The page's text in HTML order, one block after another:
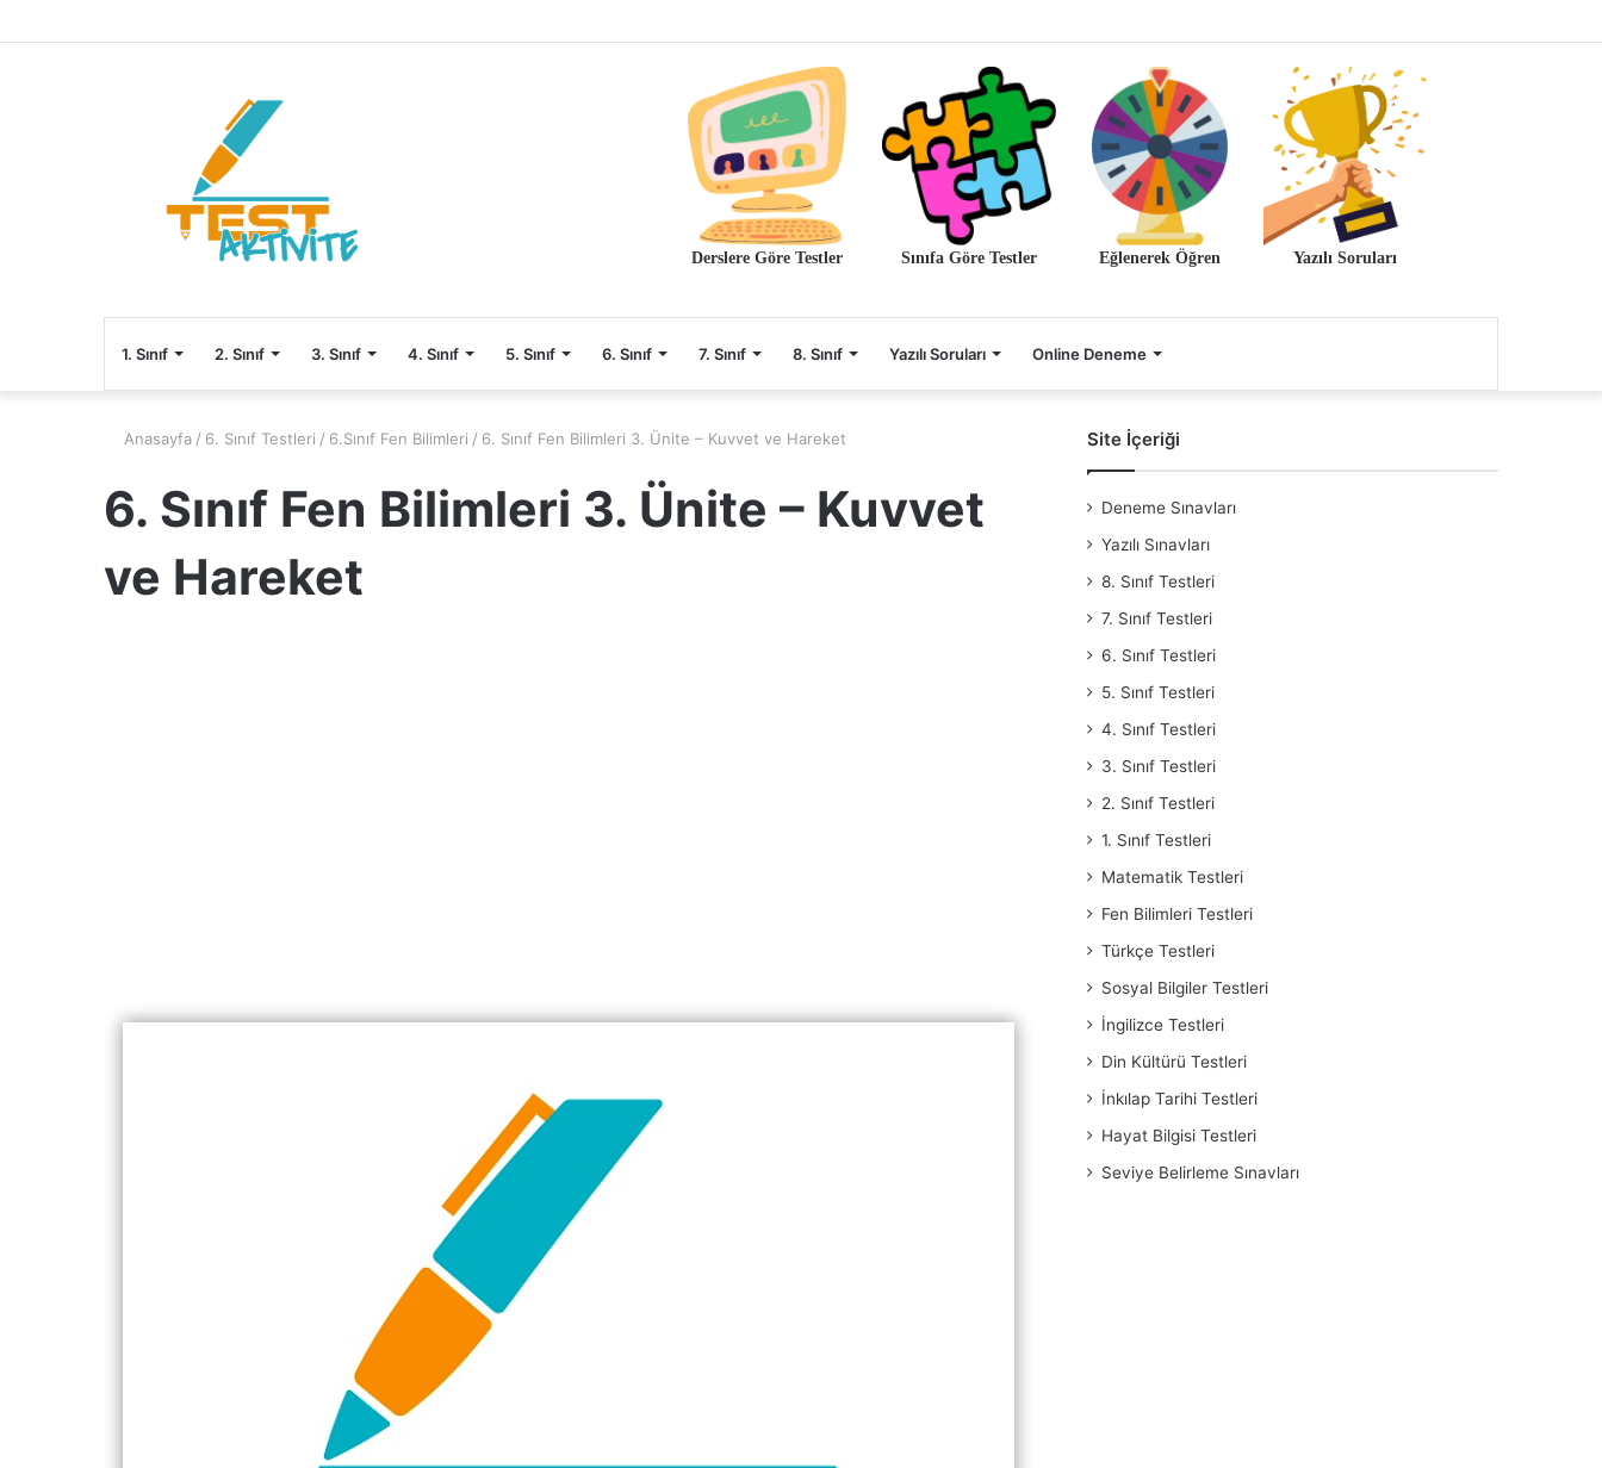
Derslere Göre Testler Sınıfa Göre Testler Eğlenerek Öğren Yazılı Soruları
1. Sınıf 2. Sınıf 3. Sınıf 4. Sınıf 5. Sınıf 6. Sınıf 7. Sınıf 8. Sınıf Yazılı Soruları Online Deneme
Anasayfa / 6. Sınıf Testleri / 6.Sınıf Fen Bilimleri / 6. Sınıf Fen Bilimleri 3. Ünite – Kuvvet ve Hareket
6. Sınıf Fen Bilimleri 3. Ünite – Kuvvet
ve Hareket
Site İçeriği
Deneme Sınavları
Yazılı Sınavları
8. Sınıf Testleri
7. Sınıf Testleri
6. Sınıf Testleri
5. Sınıf Testleri
4. Sınıf Testleri
3. Sınıf Testleri
2. Sınıf Testleri
1. Sınıf Testleri
Matematik Testleri
Fen Bilimleri Testleri
Türkçe Testleri
Sosyal Bilgiler Testleri
İngilizce Testleri
Din Kültürü Testleri
İnkılap Tarihi Testleri
Hayat Bilgisi Testleri
Seviye Belirleme Sınavları